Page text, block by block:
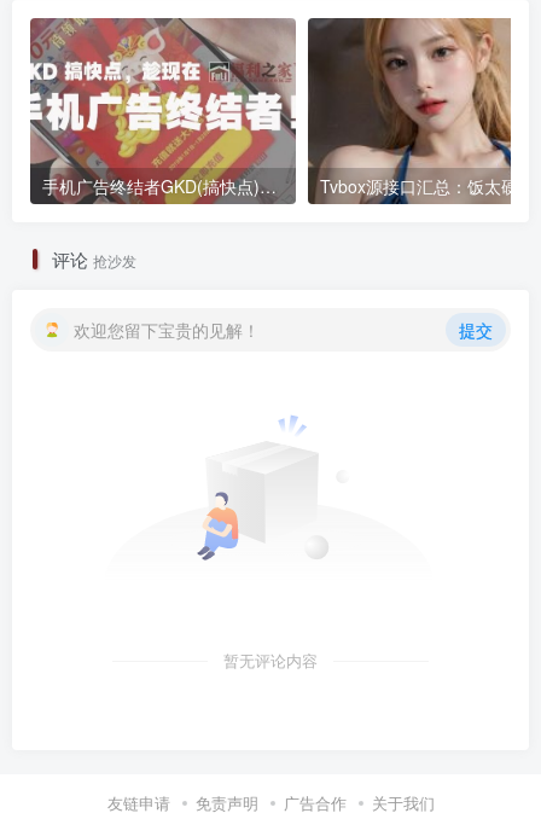
手机广告终结者GKD(搞快点)还可以微信抢红包等更多自动化功能全免费
评论 抢沙发
欢迎您留下宝贵的见解！ 提交
暂无评论内容
友链申请 免责声明 广告合作 关于我们